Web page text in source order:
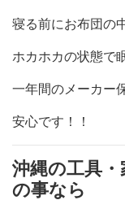
寝る前にお布団の
ホカホカの状態で
一年間のメーカー
安心です！！
沖縄の工具
の事なら